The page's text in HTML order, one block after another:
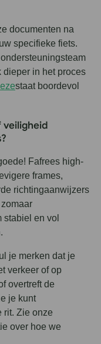
documenten na
specifieke fiets.
dieper in het proces
staat boordevol
veiligheid
Fafrees high-
frames,
richtingaanwijzers
en vol
je merken dat je
verkeer of op
overtreft de
je kunt
rit. Zie onze
over hoe we